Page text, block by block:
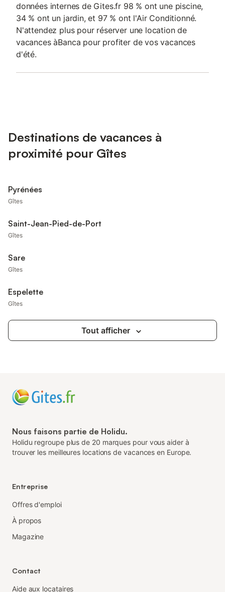
données internes de Gites.fr 98 % ont une piscine,
34 % ont un jardin, et 97 % ont l'Air Conditionné.
N'attendez plus pour réserver une location de
vacances àBanca pour profiter de vos vacances
d'été.
Destinations de vacances à
proximité pour Gîtes
Pyrénées
Gîtes
Saint-Jean-Pied-de-Port
Gîtes
Sare
Gîtes
Espelette
Gîtes
Tout afficher
Nous faisons partie de Holidu.
Holidu regroupe plus de 20 marques pour vous aider à
trouver les meilleures locations de vacances en Europe.
Entreprise
Offres d'emploi
À propos
Magazine
Contact
Aide aux locataires